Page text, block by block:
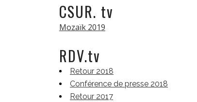
CSUR. tv
Mozaïk 2019
RDV.tv
Retour 2018
Conférence de presse 2018
Retour 2017